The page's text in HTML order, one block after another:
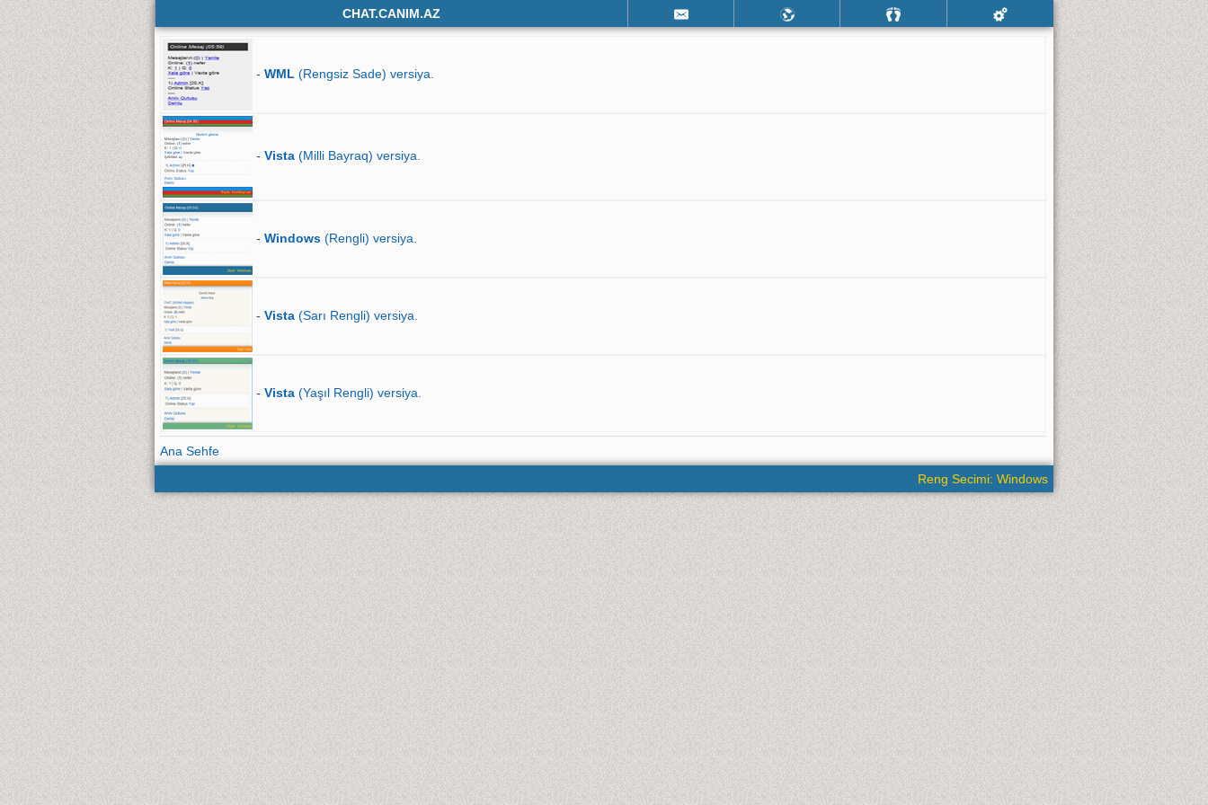
CHAT.CANIM.AZ
- WML (Rengsiz Sade) versiya.
- Vista (Milli Bayraq) versiya.
- Windows (Rengli) versiya.
- Vista (Sarı Rengli) versiya.
- Vista (Yaşıl Rengli) versiya.
Ana Sehfe
Reng Secimi: Windows